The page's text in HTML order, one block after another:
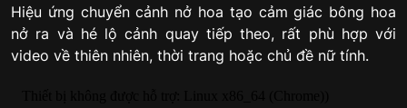
Hiệu ứng chuyển cảnh nở hoa tạo cảm giác bông hoa
nở ra và hé lộ cảnh quay tiếp theo, rất phù hợp với
video về thiên nhiên, thời trang hoặc chủ đề nữ tính.